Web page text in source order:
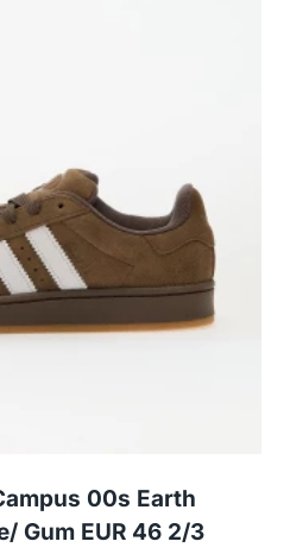
00s Earth
Gum EUR 46 2/3